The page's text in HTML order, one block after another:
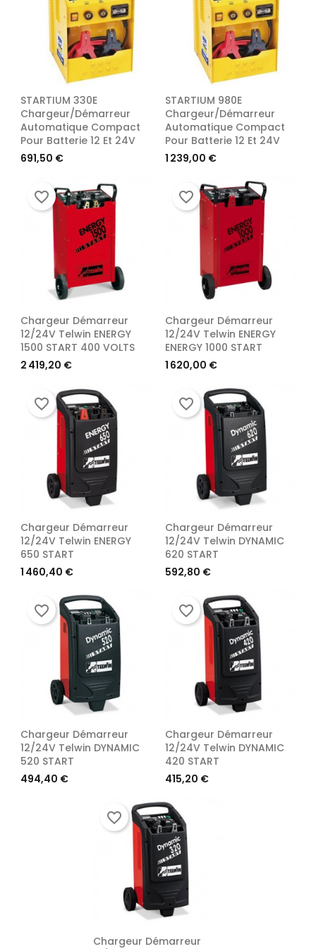
STARTIUM 330E
Chargeur/Démarreur
Automatique Compact
Pour Batterie 12 Et 24V
Prix
691,50 €
STARTIUM 980E
Chargeur/Démarreur
Automatique Compact
Pour Batterie 12 Et 24V
Prix
1 239,00 €
Chargeur Démarreur
12/24V Telwin ENERGY
1500 START 400 VOLTS
Prix
2 419,20 €
favorite_border
Chargeur Démarreur
12/24V Telwin ENERGY
ENERGY 1000 START
Prix
1 620,00 €
favorite_border
Chargeur Démarreur
12/24V Telwin ENERGY
650 START
Prix
1 460,40 €
favorite_border
Chargeur Démarreur
12/24V Telwin DYNAMIC
620 START
Prix
592,80 €
favorite_border
Chargeur Démarreur
12/24V Telwin DYNAMIC
520 START
Prix
494,40 €
favorite_border
Chargeur Démarreur
12/24V Telwin DYNAMIC
420 START
Prix
415,20 €
favorite_border
Chargeur Démarreur
favorite_border